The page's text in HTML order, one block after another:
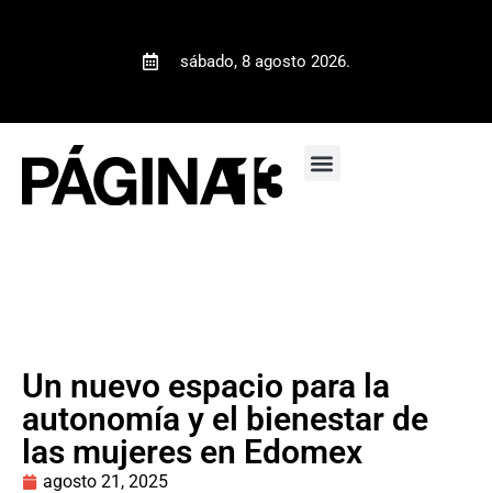
sábado, 8 agosto 2026.
Un nuevo espacio para la
autonomía y el bienestar de
las mujeres en Edomex
agosto 21, 2025